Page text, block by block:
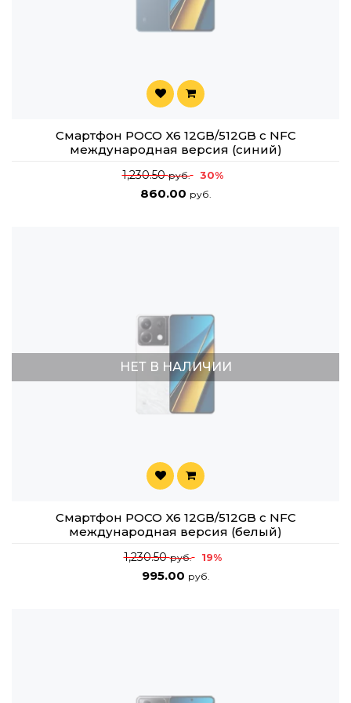
Смартфон POCO X6 12GB/512GB с NFC
международная версия (синий)
1,230.50руб. 30%
860.00 руб.
НЕТ В НАЛИЧИИ
Смартфон POCO X6 12GB/512GB с NFC
международная версия (белый)
1,230.50руб. 19%
995.00 руб.